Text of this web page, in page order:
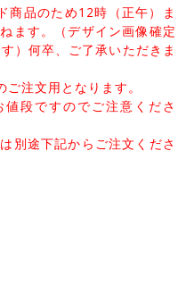
商品のため12時（正午）ま
ます。（デザイン画像確定
）何卒、ご了承いただきま
注文用となります。
段ですのでご注意くださ
別途下記からご注文くださ